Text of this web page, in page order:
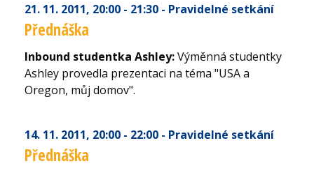
21. 11. 2011, 20:00 - 21:30 - Pravidelné setkání
Přednáška
Inbound studentka Ashley:Výměnná studentky
Ashley provedla prezentaci na téma "USA a
Oregon, můj domov".
14. 11. 2011, 20:00 - 22:00 - Pravidelné setkání
Přednáška